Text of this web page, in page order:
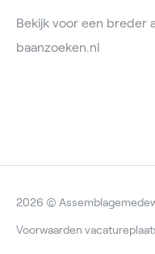
Bekijk voor een breder
baanzoeken.nl
2026 ©
Voorwaarden